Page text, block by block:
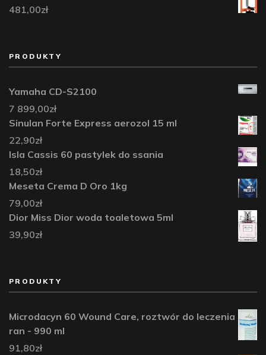
481,00zł
PRODUKTY
Yamaha CD-S2100
7 899,00zł
Sinulan Forte Express aerozol 15 ml
22,90zł
Isla Cassis 60 pastylek do ssania
18,50zł
Meseta Crema D Oro 1kg
79,00zł
Dior Miss Dior woda toaletowa 5ml
39,90zł
PRODUKTY
Microdacyn 60 Wound Care, roztwór do leczenia
ran - 990 ml
91,80zł